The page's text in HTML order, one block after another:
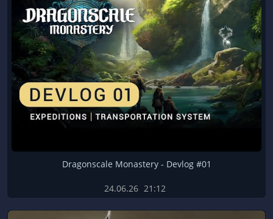
Dragonscale Monastery - Devlog #01
24.06.26 21:12